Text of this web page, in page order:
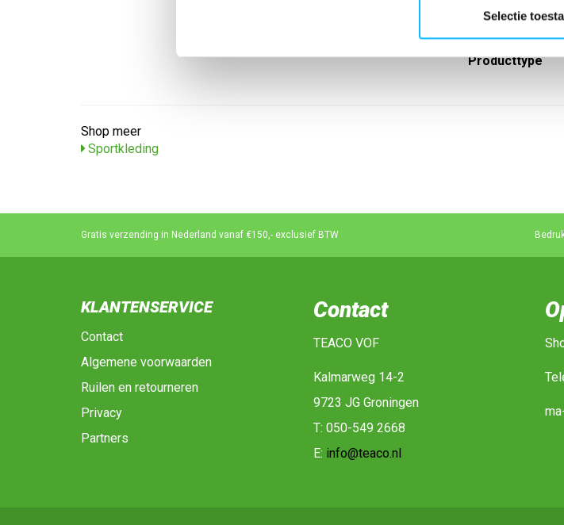
Selectie
Lijn
Sport
Type groep
Producttype
Shop meer
Sportkleding
Gratis verzending in Nederland vanaf €150,- exclusief BTW
KLANTENSERVICE
Contact
Algemene voorwaarden
Ruilen en retourneren
Privacy
Partners
Contact
TEACO VOF
Kalmarweg 14-2
9723 JG Groningen
T: 050-549 2668
E: info@teaco.nl